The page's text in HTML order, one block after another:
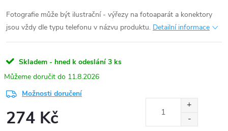
Fotografie může být ilustrační - výřezy na fotoaparát a konektory
jsou vždy dle typu telefonu v názvu produktu. Detailní informace
Skladem - hned k odeslání 3 ks
11.8.2026
Možnosti doručení
274 Kč